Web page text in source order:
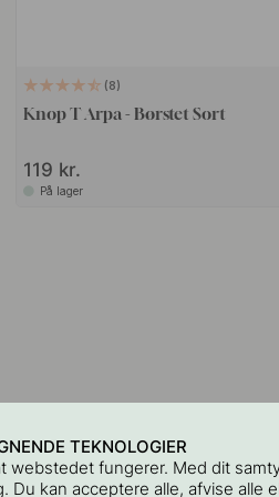
8
Knop T Arpa - Børstet Sort
119 kr.
På lager
TEKNOLOGIER
webstedet fungerer. Med dit
kan acceptere alle, afvise alle